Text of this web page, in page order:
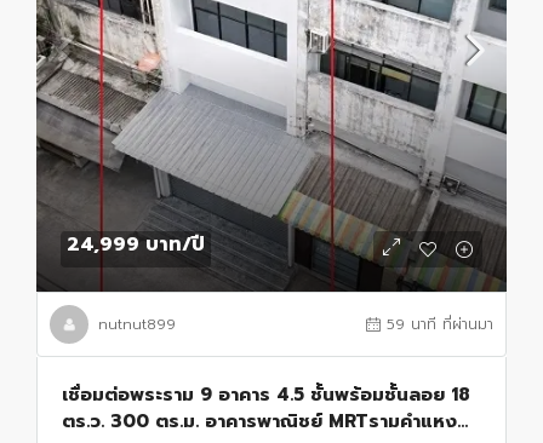
24,999 บาท/ปี
nutnut899 59 นาที ที่ผ่านมา
เชื่อมต่อพระราม 9 อาคาร 4.5 ชั้นพร้อมชั้นลอย 18
ตร.ว. 300 ตร.ม. อาคารพาณิชย์ MRTรามคำแหง